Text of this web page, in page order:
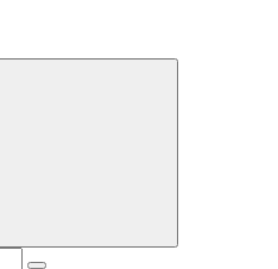
и тайное внутри.